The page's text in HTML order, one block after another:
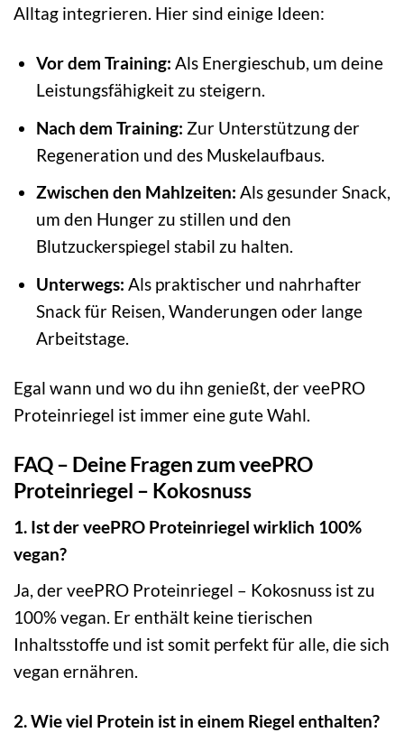
Alltag integrieren. Hier sind einige Ideen:
Vor dem Training: Als Energieschub, um deine
Leistungsfähigkeit zu steigern.
Nach dem Training: Zur Unterstützung der
Regeneration und des Muskelaufbaus.
Zwischen den Mahlzeiten: Als gesunder Snack,
um den Hunger zu stillen und den
Blutzuckerspiegel stabil zu halten.
Unterwegs: Als praktischer und nahrhafter
Snack für Reisen, Wanderungen oder lange
Arbeitstage.
Egal wann und wo du ihn genießt, der veePRO
Proteinriegel ist immer eine gute Wahl.
FAQ – Deine Fragen zum veePRO
Proteinriegel – Kokosnuss
1. Ist der veePRO Proteinriegel wirklich 100%
vegan?
Ja, der veePRO Proteinriegel – Kokosnuss ist zu
100% vegan. Er enthält keine tierischen
Inhaltsstoffe und ist somit perfekt für alle, die sich
vegan ernähren.
2. Wie viel Protein ist in einem Riegel enthalten?